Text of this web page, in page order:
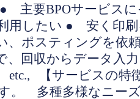
主要BPOサービスに
用したい ● 安く印
、ポスティングを
、回収からデータ入
【サービスの特
。 多種多様なニー